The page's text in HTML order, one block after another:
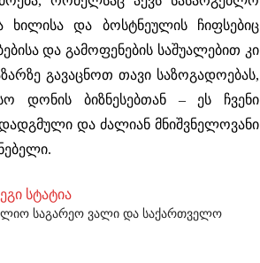
ხილისა და ბოსტნეულის ჩიფსებიც
და გამოფენების საშუალებით კი
გავაცნოთ თავი საზოგადოებას,
დონის ბიზნესებთან – ეს ჩვენი
და ძალიან მნიშვნელოვანი
სტატია
საგარეო ვალი და საქართველო